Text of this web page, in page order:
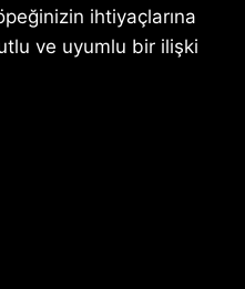
ihtiyaçlarına
ve uyumlu bir ilişki